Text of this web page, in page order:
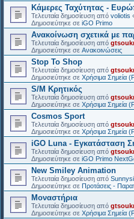
Κάμερες Ταχύτητας -
Τελευταία δημοσίευση από voliotis
Δημοσιεύτηκε σε iGO Primo
Ανακοίνωση σχετικά με
Τελευταία δημοσίευση από
Δημοσιεύτηκε σε Ανακοινώσεις
Stop To Shop
Τελευταία δημοσίευση από
Δημοσιεύτηκε σε Χρήσιμα Σημεία
S/M Κρητικός
Τελευταία δημοσίευση από
Δημοσιεύτηκε σε Χρήσιμα Σημεία
Cosmos Sport
Τελευταία δημοσίευση από
Δημοσιεύτηκε σε Χρήσιμα Σημεία
iGO Luna - Εγκατάσταση
Τελευταία δημοσίευση από
Δημοσιεύτηκε σε iGO Primo
New Smiley Animation
Τελευταία δημοσίευση από
Δημοσιεύτηκε σε Προτάσεις -
Μοναστήρια
Τελευταία δημοσίευση από
Δημοσιεύτηκε σε Χρήσιμα Σημεία